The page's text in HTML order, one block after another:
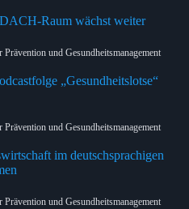
Raum wächst weiter
und Gesundheitsmanagement
„Gesundheitslotse“
und Gesundheitsmanagement
im deutschsprachigen
und Gesundheitsmanagement